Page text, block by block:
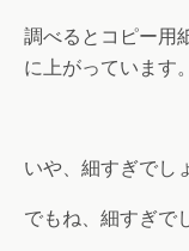
調べるとコピー用
に上がっています。
いや、細すぎでし
でもね、細すぎで